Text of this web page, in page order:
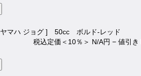
ヤマハ ジョグ ] 50cc ボルド-レッド
税込定価＜10％＞ N/A円 − 値引